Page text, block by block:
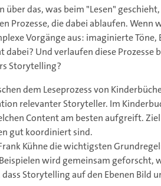
über das, was beim "Lesen"
Prozesse, die dabei ablaufen. Wenn
Vorgänge aus: imaginierte Töne,
dabei? Und verlaufen diese Prozesse
Storytelling?
dem Leseprozess von
relevanter Storyteller. Im
Content am besten aufgreift.
gut koordiniert sind.
Kühne die wichtigsten
wird gemeinsam geforscht,
Storytelling auf den Ebenen Bild